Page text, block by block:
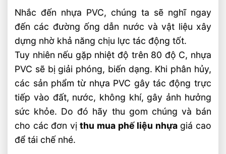
Nhắc đến nhựa PVC, chúng ta sẽ nghĩ ngay
đến các đường ống dẫn nước và vật liệu xây
dựng nhờ khả năng chịu lực tác động tốt.
Tuy nhiên nếu gặp nhiệt độ trên 80 độ C, nhựa
PVC sẽ bị giải phóng, biến dạng. Khi phân hủy,
các sản phẩm từ nhựa PVC gây tác động trực
tiếp vào đất, nước, không khí, gây ảnh hưởng
sức khỏe. Do đó hãy thu gom chúng và bán
cho các đơn vịthu mua phế liệu nhựagiá cao
để tái chế nhé.